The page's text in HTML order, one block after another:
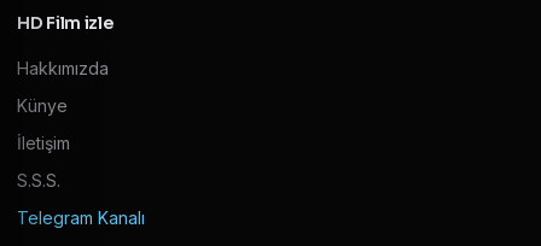
HD Film izle
Hakkımızda
Künye
İletişim
S.S.S.
Telegram Kanalı